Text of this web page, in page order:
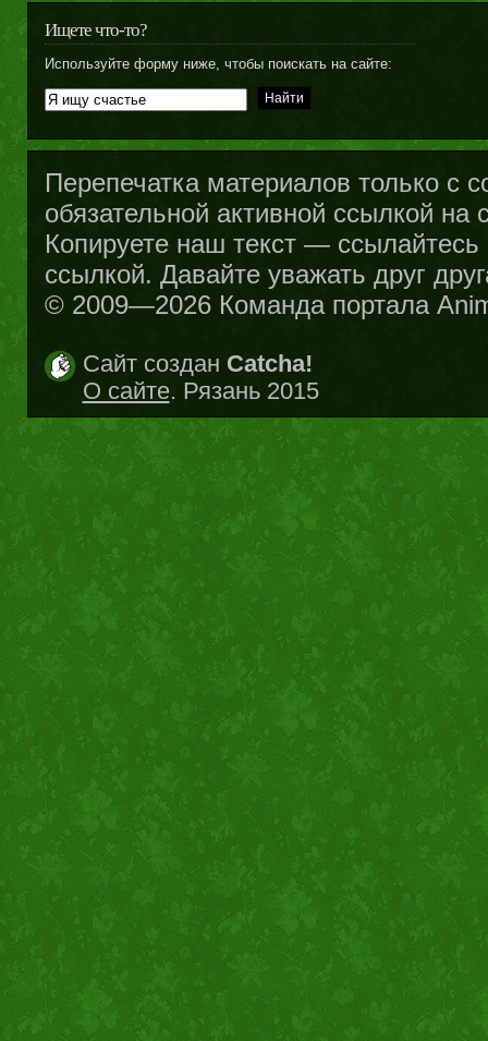
Ищете что-то?
Используйте форму ниже, чтобы поискать на сайте:
Перепечатка материалов только с
обязательной активной ссылкой на
Копируете наш текст —
ссылкой. Давайте уважать друг
© 2009—2026 Команда портала
Сайт создан Catcha!
О сайте. Рязань 2015